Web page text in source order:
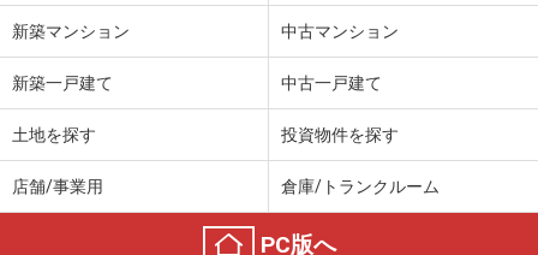
新築マンション 中古マンション
新築一戸建て 中古一戸建て
土地を探す 投資物件を探す
店舗/事業用 倉庫/トランクルーム
PC版へ